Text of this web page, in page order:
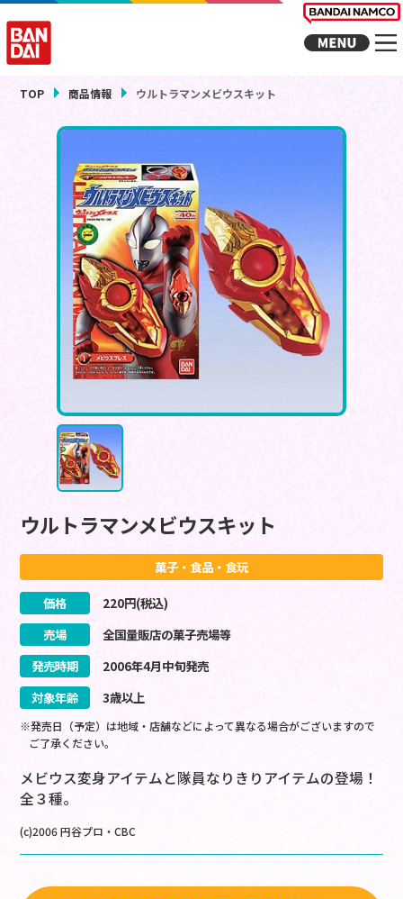
TOP 商品情報 ウルトラマンメビウスキット
ウルトラマンメビウスキット
菓子・食品・食玩
価格 220円(税込)
売場
全国量販店の菓子売場等
発売時期
2006年4月中旬発売
対象年齢
3歳以上
※発売日（予定）は地域・店舗などによって異なる場合がございますので
ご了承ください。
メビウス変身アイテムと隊員なりきりアイテムの登場！
全３種。
(c)2006 円谷プロ・CBC